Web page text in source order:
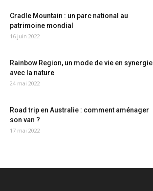
Cradle Mountain : un parc national au
patrimoine mondial
16 juin 2022
Rainbow Region, un mode de vie en synergie
avec la nature
24 mai 2022
Road trip en Australie : comment aménager
son van ?
17 mai 2022